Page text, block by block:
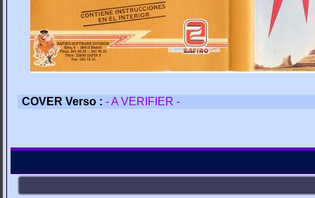
COVER Verso : - A VERIFIER -